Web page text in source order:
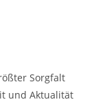
Sorgfalt
und Aktualität